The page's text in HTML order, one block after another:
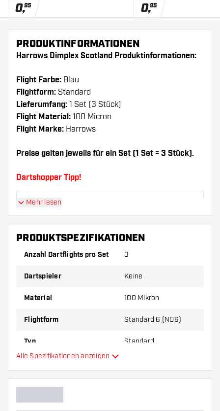
0,95 0,95
PRODUKTINFORMATIONEN
Harrows Dimplex Scotland Produktinformationen:
Flight Farbe: Blau
Flightform: Standard
Lieferumfang: 1 Set (3 Stück)
Flight Material: 100 Micron
Flight Marke: Harrows
Preise gelten jeweils für ein Set (1 Set = 3 Stück).
Dartshopper Tipp!
Sorgen Sie für genügend Ersatz Flights und
Shafts. Diese können sich durch Gebrauch
Probieren Sie eine andere Form, ein anderes
um herauszufinden, welche Variante am besten
zu Ihnen passt!
Mehr lesen
PRODUKTSPEZIFIKATIONEN
Anzahl Dartflights pro Set 3
Dartspieler Keine
Material 100 Mikron
Flightform Standard 6 (NO6)
Typ Standard
Hauptfarbe
Alle Spezifikationen anzeigen